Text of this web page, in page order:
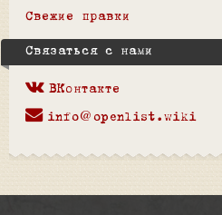
Свежие правки
Связаться с нами
ВКонтакте
info@openlist.wiki